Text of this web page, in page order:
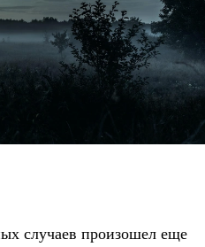
случаев произошел еще